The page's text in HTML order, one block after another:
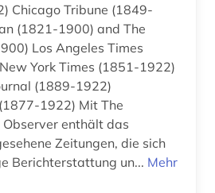
new york, new york (1)
niedersachsen (1)
niederösterreich (1)
Chicago Tribune (1849-
(1821-1900) and The
Los Angeles Times
York Times (1851-1922)
(1889-1922)
1922) Mit The
enthält das
Zeitungen, die sich
Berichterstattung un... Mehr